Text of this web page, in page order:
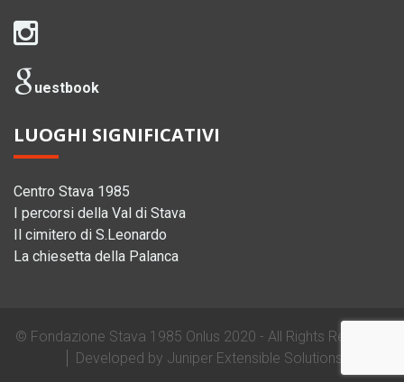
uestbook
LUOGHI SIGNIFICATIVI
Centro Stava 1985
I percorsi della Val di Stava
Il cimitero di S.Leonardo
La chiesetta della Palanca
© Fondazione Stava 1985 Onlus 2020 - All Rights Reserved
Developed by Juniper Extensible Solutions